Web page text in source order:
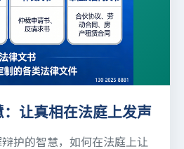
让真相在法庭上发声
护的智慧，如何在法庭上让